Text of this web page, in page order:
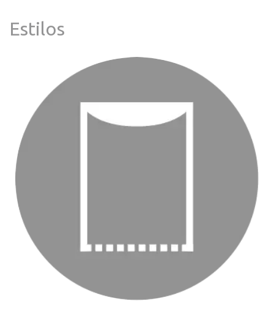
Estilos